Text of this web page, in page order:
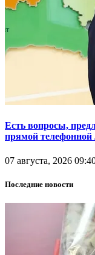
Есть вопросы,
прямой
07 августа, 2026
Последние новости